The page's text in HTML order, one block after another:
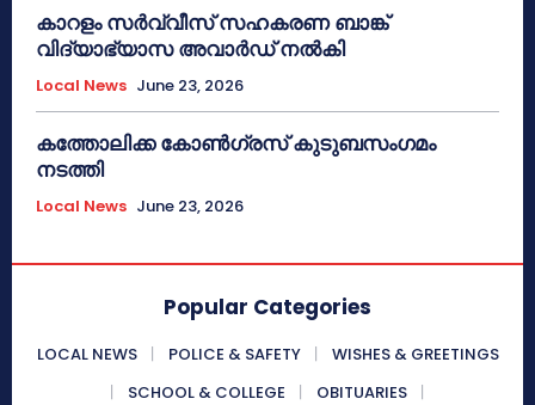
കാറളം സർവ്വീസ് സഹകരണ ബാങ്ക്
വിദ്യാഭ്യാസ അവാർഡ് നൽകി
Local News June 23, 2026
കത്തോലിക്ക കോൺഗ്രസ് കുടുബസംഗമം
നടത്തി
Local News June 23, 2026
Popular Categories
LOCAL NEWS POLICE & SAFETY
WISHES & GREETINGS
SCHOOL & COLLEGE
OBITUARIES